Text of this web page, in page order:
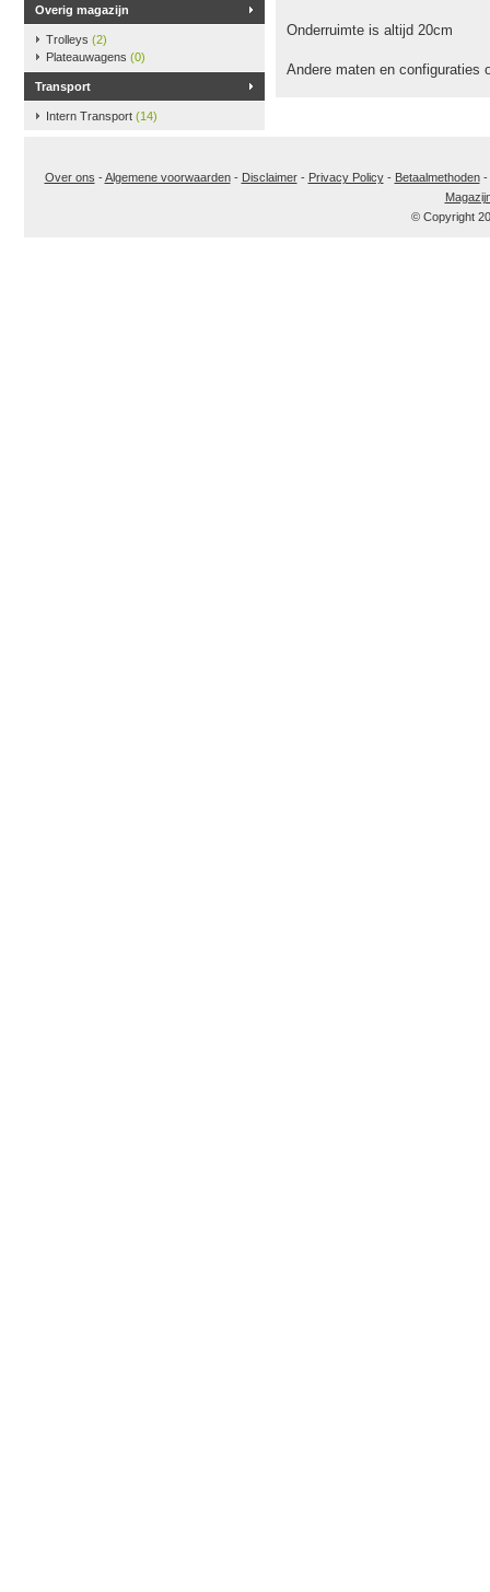
Overig magazijn
Trolleys (2)
Plateauwagens (0)
Transport
Intern Transport (14)
Onderruimte is altijd 20cm
Andere maten en configuraties
Over ons -Algemene voorwaarden- Disclaimer- Privacy Policy- Betaalmethoden-
© Copyright